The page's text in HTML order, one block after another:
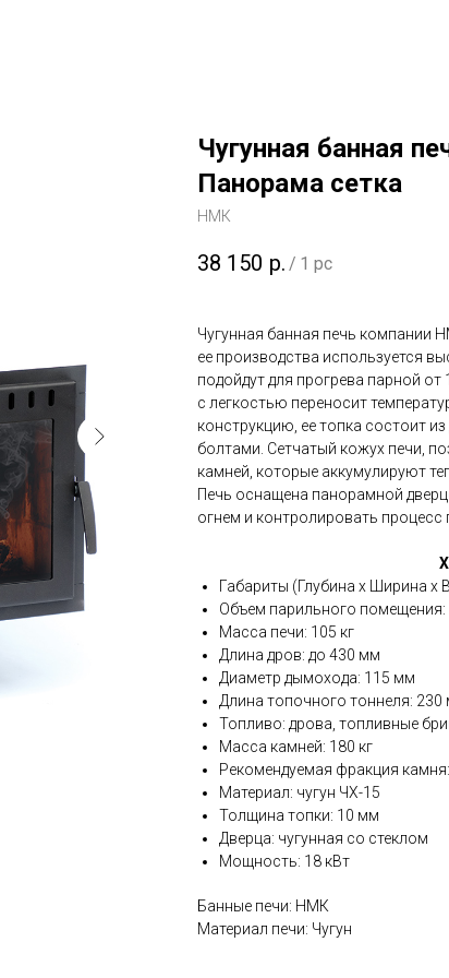
Чугунная банная
Панорама сетка
НМК
38 150 р. / 1 pc
Чугунная банная печь компании
ее производства используется
подойдут для прогрева парной
с легкостью переносит
конструкцию, ее топка состоит
болтами. Сетчатый кожух печи,
камней, которые аккумулируют
Печь оснащена панорамной
огнем и контролировать процесс
Габариты (Глубина х Ширина х
Объем парильного помещения:
Масса печи: 105 кг
Длина дров: до 430 мм
Диаметр дымохода: 115 мм
Длина топочного тоннеля: 230
Топливо: дрова, топливные
Масса камней: 180 кг
Рекомендуемая фракция
Материал: чугун ЧХ-15
Толщина топки: 10 мм
Дверца: чугунная со стеклом
Мощность: 18 кВт
Банные печи: НМК
Материал печи: Чугун